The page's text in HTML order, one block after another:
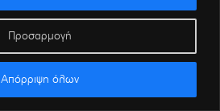
Προσαρμογή
Απόρριψη όλων